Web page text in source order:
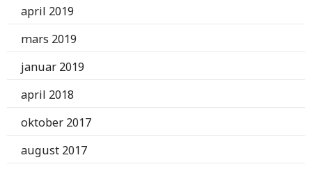
april 2019
mars 2019
januar 2019
april 2018
oktober 2017
august 2017